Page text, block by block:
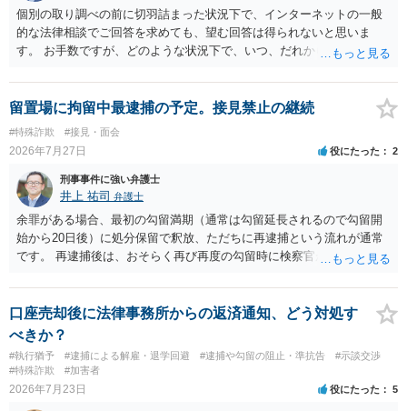
個別の取り調べの前に切羽詰まった状況下で、インターネットの一般
的な法律相談でご回答を求めても、望む回答は得られないと思いま
す。 お手数ですが、どのような状況下で、いつ、だれからどのような
の程度だと聞いているのかということについて、お近くで詳細な法律
相談を受けられたうえで対処方法を探された方がよいと思われます。
一般論でいえば、任意取り調べの場合、ＩＣレコーダーを持参して取
り調べ内容を録音することは必須だと考えます。
留置場に拘留中最逮捕の予定。接見禁止の継続
#特殊詐欺 #接見・面会
2026年7月27日 役にたった 2
刑事事件に強い弁護士
井上 祐司 弁護士
余罪がある場合、最初の勾留満期（通常は勾留延長されるので勾留開
始から20日後）に処分保留で釈放、ただちに再逮捕という流れが通常
です。 再逮捕後は、おそらく再び再度の勾留時に検察官が接見禁止を
口座売却後に法律事務所からの返済通知、どう対処す
べきか？
#執行猶予 #逮捕による解雇・退学回避 #逮捕や勾留の阻止・準抗告
#示談交渉
#特殊詐欺
#加害者
2026年7月23日 役にたった 5